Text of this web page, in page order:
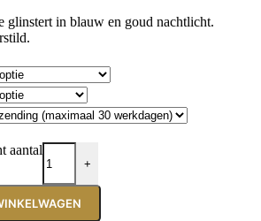
glinstert in blauw en goud nachtlicht.
aantal
+